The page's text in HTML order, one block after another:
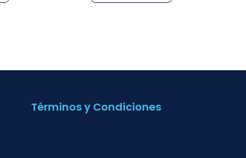
Términos y Condiciones